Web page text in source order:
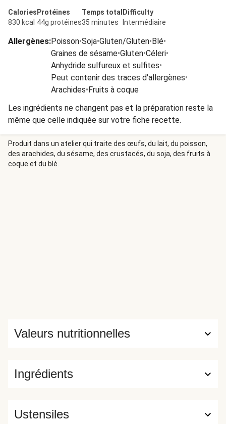
Calories
830 kcal
Protéines
44g protéines
Temps total
35 minutes
Difficulty
Intermédiaire
Allergènes:Poisson•Soja•Gluten/Gluten•Blé•
Graines de sésame•Gluten•Céleri•
Anhydride sulfureux et sulfites•
Peut contenir des traces d'allergènes•
Arachides•Fruits à coque
Les ingrédients ne changent pas et la préparation reste la
même que celle indiquée sur votre fiche recette.
Produit dans un atelier qui traite des œufs, du lait, du poisson,
des arachides, du sésame, des crustacés, du soja, des fruits à
coque et du blé.
Ingrédients
Valeurs nutritionnelles
Ustensiles